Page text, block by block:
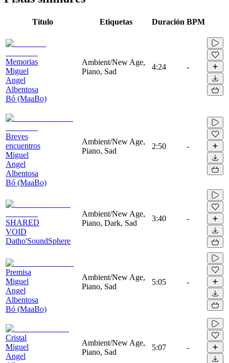
Título Etiquetas Duración BPM
Memorias
Miguel
Angel
Albentosa
Bó (MaaBo)
Ambient/New Age,
Piano, Sad
4:24 -
Breves
encuentros
Miguel
Angel
Albentosa
Bó (MaaBo)
Ambient/New Age,
Piano, Sad
2:50 -
SHARED
VOID
Datho'SoundSphere
Ambient/New Age,
Piano, Dark, Sad
3:40 -
Premisa
Miguel
Angel
Albentosa
Bó (MaaBo)
Ambient/New Age,
Piano, Sad
5:05 -
Cristal
Miguel
Angel
Ambient/New Age,
Piano, Sad
5:07 -